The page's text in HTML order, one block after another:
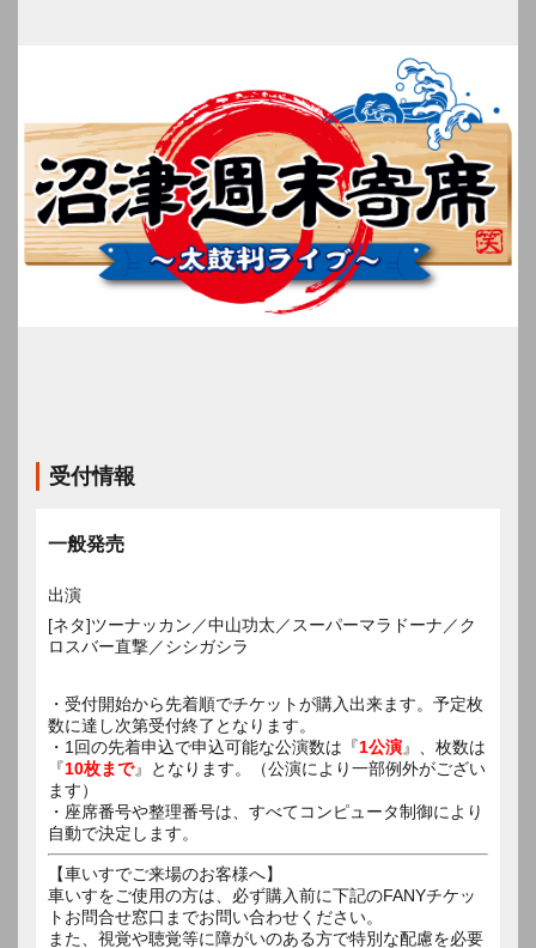
受付情報
一般発売
出演
[ネタ]ツーナッカン／中山功太／スーパーマラドーナ／ク
ロスバー直撃／シシガシラ
・受付開始から先着順でチケットが購入出来ます。予定枚
数に達し次第受付終了となります。
・1回の先着申込で申込可能な公演数は『1公演』、枚数は
『10枚まで』となります。（公演により一部例外がござい
ます）
・座席番号や整理番号は、すべてコンピュータ制御により
自動で決定します。
【車いすでご来場のお客様へ】
車いすをご使用の方は、必ず購入前に下記のFANYチケッ
トお問合せ窓口までお問い合わせください。
また、視覚や聴覚等に障がいのある方で特別な配慮を必要